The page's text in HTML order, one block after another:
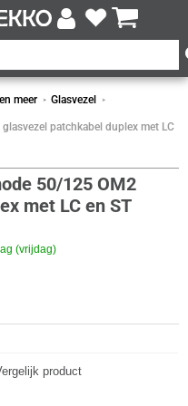
meer Glasvezel
patchkabel duplex met LC
50/125 OM2
met LC en ST
(vrijdag)
product